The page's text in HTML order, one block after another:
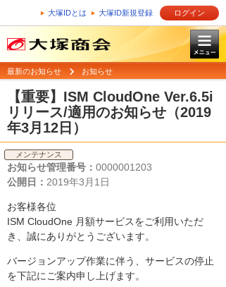
大塚IDとは 大塚ID新規登録 ログイン
最新のお知らせ お知らせ
【重要】ISM CloudOne Ver.6.5i
リリース/適用のお知らせ（2019
年3月12日）
メンテナンス
お知らせ管理番号： 0000001203
公開日： 2019年3月1日
お客様各位
ISM CloudOne 月額サービスをご利用いただ
き、誠にありがとうございます。
バージョンアップ作業に伴う、サービスの停止
を下記にご案内申し上げます。